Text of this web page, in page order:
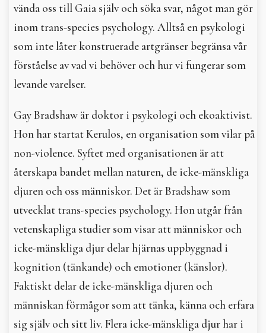
vända oss till Gaia själv och söka svar, något man gör
inom trans-species psychology. Alltså en psykologi
som inte låter konstruerade artgränser begränsa vår
förståelse av vad vi behöver och hur vi fungerar som
levande varelser.
Gay Bradshaw är doktor i psykologi och ekoaktivist.
Hon har startat Kerulos, en organisation som vilar på
non-violence. Syftet med organisationen är att
återskapa bandet mellan naturen, de icke-mänskliga
djuren och oss människor. Det är Bradshaw som
utvecklat trans-species psychology. Hon utgår från
vetenskapliga studier som visar att människor och
icke-mänskliga djur delar hjärnas uppbyggnad i
kognition (tänkande) och emotioner (känslor).
Faktiskt delar de icke-mänskliga djuren och
människan förmågor som att tänka, känna och erfara
sig själv och sitt liv. Flera icke-mänskliga djur har i